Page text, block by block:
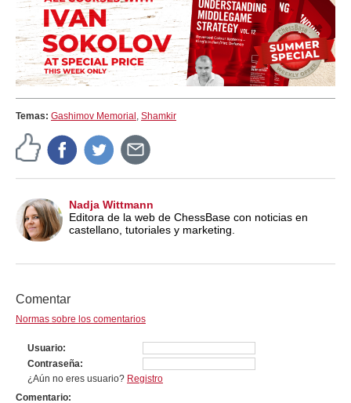
Temas: Gashimov Memorial Shamkir
Nadja Wittmann
Editora de la web de ChessBase con noticias en
castellano, tutoriales y marketing.
Comentar
Normas sobre los comentarios
Usuario
Contraseña
¿Aún no eres usuario? Registro
Comentario